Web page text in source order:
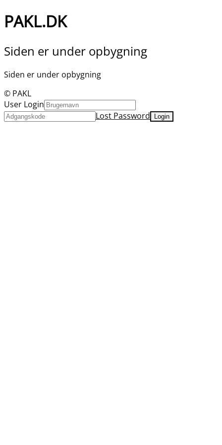
PAKL.DK
Siden er under opbygning
Siden er under opbygning
© PAKL
User Login
Lost Password